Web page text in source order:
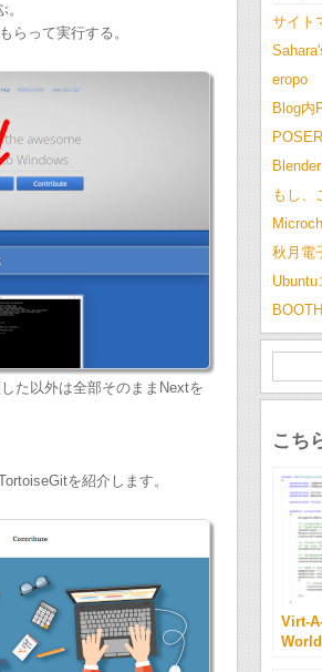
。
らって実行する。
た以外は全部そのままNextを
を紹介します。
サイト
eropo
Blog内
もし、
秋月電
Ubuntu
こち
Virt-